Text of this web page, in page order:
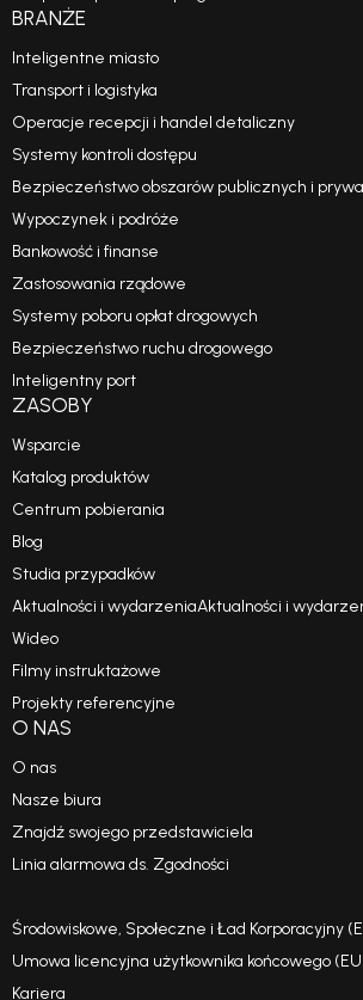
BRANŻE
Inteligentne miasto
Transport i logistyka
Operacje recepcji i handel detaliczny
Systemy kontroli dostępu
Bezpieczeństwo obszarów publicznych i
Wypoczynek i podróże
Bankowość i finanse
Zastosowania rządowe
Systemy poboru opłat drogowych
Bezpieczeństwo ruchu drogowego
Inteligentny port
ZASOBY
Wsparcie
Katalog produktów
Centrum pobierania
Blog
Studia przypadków
Aktualności i wydarzeniaAktualności i
Wideo
Filmy instruktażowe
Projekty referencyjne
O NAS
O nas
Nasze biura
Znajdź swojego przedstawiciela
Linia alarmowa ds. Zgodności
Środowiskowe, Społeczne i Ład Korporacyjny
Umowa licencyjna użytkownika końcowego
Kariera